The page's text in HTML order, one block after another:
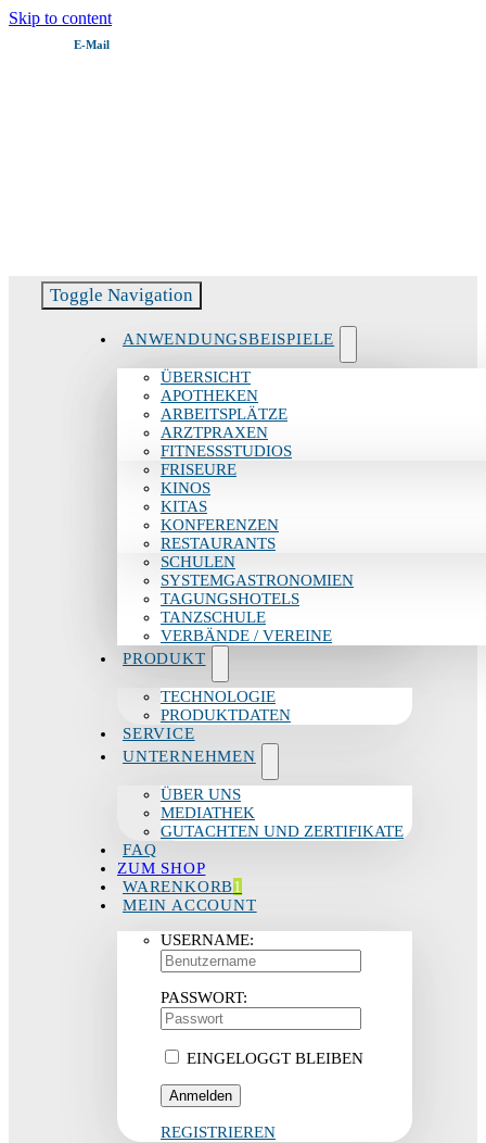
Skip to content
E‑Mail
Toggle Navigation
ANWENDUNGSBEISPIELE
ÜBERSICHT
APOTHEKEN
ARBEITSPLÄTZE
ARZTPRAXEN
FITNESSSTUDIOS
FRISEURE
KINOS
KITAS
KONFERENZEN
RESTAURANTS
SCHULEN
SYSTEMGASTRONOMIEN
TAGUNGSHOTELS
TANZSCHULE
VERBÄNDE / VEREINE
PRODUKT
TECHNOLOGIE
PRODUKTDATEN
SERVICE
UNTERNEHMEN
ÜBER UNS
MEDIATHEK
GUTACHTEN UND ZERTIFIKATE
FAQ
ZUM SHOP
WARENKORB1
MEIN ACCOUNT
USERNAME:
PASSWORT:
EINGELOGGT BLEIBEN
REGISTRIEREN